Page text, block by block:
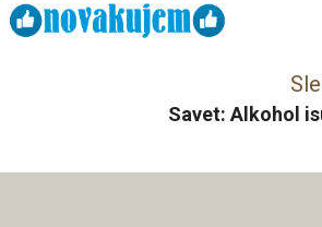
Savet: Alkohol